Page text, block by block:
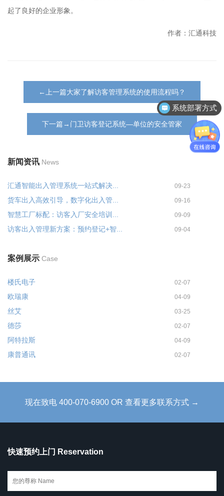
起了良好的企业形象。
作者：汇通科技
←上一篇大家了解访客管理系统的使用流程吗？
下一篇→门卫访客登记系统—单位的安全管家
新闻资讯 News
汇通智能出入管理系统一站式解决... 09-23
货车出入高效引导，数字化出入管... 09-16
智慧工厂标配：访客入厂安全培训... 09-09
访客出入管理新方案：预约登记+智... 09-04
案例展示 Case
楼氏电子 02-07
欧瑞康 04-09
丝艾 03-25
德莎 02-07
阿特拉斯 04-09
康普通讯 02-07
现在致电 400-070-6900 OR 查看更多联系方式 →
快速预约上门 Reservation
系统部署方式